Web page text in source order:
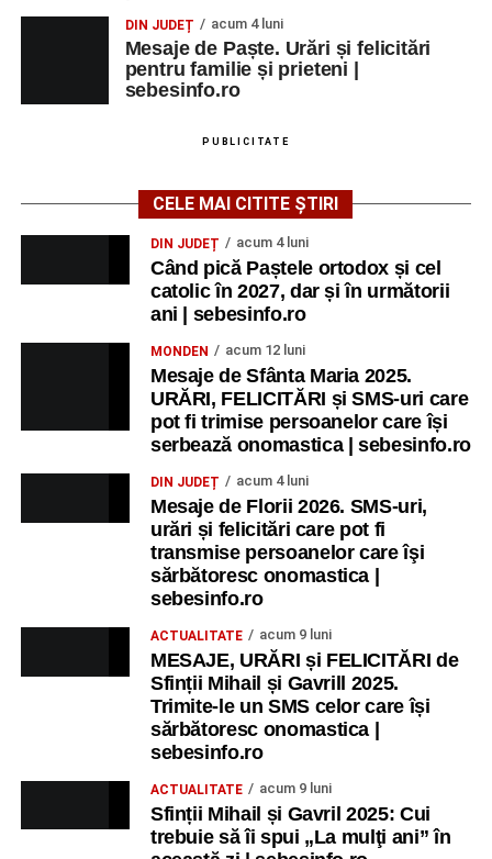
DIN JUDEȚ acum 4 luni
Mesaje de Paște. Urări și felicitări
pentru familie și prieteni |
sebesinfo.ro
PUBLICITATE
CELE MAI CITITE ȘTIRI
DIN JUDEȚ acum 4 luni
Când pică Paștele ortodox și cel
catolic în 2027, dar și în următorii
ani | sebesinfo.ro
MONDEN acum 12 luni
Mesaje de Sfânta Maria 2025.
URĂRI, FELICITĂRI și SMS-uri care
pot fi trimise persoanelor care își
serbează onomastica | sebesinfo.ro
DIN JUDEȚ acum 4 luni
Mesaje de Florii 2026. SMS-uri,
urări și felicitări care pot fi
transmise persoanelor care îşi
sărbătoresc onomastica |
sebesinfo.ro
ACTUALITATE acum 9 luni
MESAJE, URĂRI și FELICITĂRI de
Sfinții Mihail și Gavrill 2025.
Trimite-le un SMS celor care își
sărbătoresc onomastica |
sebesinfo.ro
ACTUALITATE acum 9 luni
Sfinții Mihail și Gavril 2025: Cui
trebuie să îi spui „La mulţi ani” în